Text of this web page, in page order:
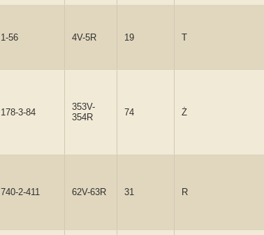
1-56 4V-5R 19 T
178-3-84
353V-
354R
74 Ż
740-2-411 62V-63R 31 R